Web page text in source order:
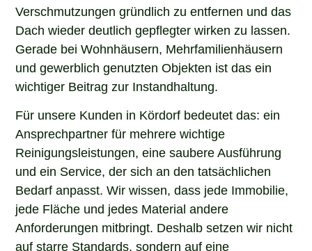
Verschmutzungen gründlich zu entfernen und das
Dach wieder deutlich gepflegter wirken zu lassen.
Gerade bei Wohnhäusern, Mehrfamilienhäusern
und gewerblich genutzten Objekten ist das ein
wichtiger Beitrag zur Instandhaltung.
Für unsere Kunden in Kördorf bedeutet das: ein
Ansprechpartner für mehrere wichtige
Reinigungsleistungen, eine saubere Ausführung
und ein Service, der sich an den tatsächlichen
Bedarf anpasst. Wir wissen, dass jede Immobilie,
jede Fläche und jedes Material andere
Anforderungen mitbringt. Deshalb setzen wir nicht
auf starre Standards, sondern auf eine